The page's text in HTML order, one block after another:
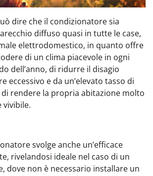
dire che il condizionatore sia
diffuso quasi in tutte le case,
elettrodomestico, in quanto offre
di un clima piacevole in ogni
dell’anno, di ridurre il disagio
eccessivo e da un’elevato tasso di
rendere la propria abitazione molto
vivibile.
svolge anche un’efficace
rivelandosi ideale nel caso di un
dove non è necessario installare un